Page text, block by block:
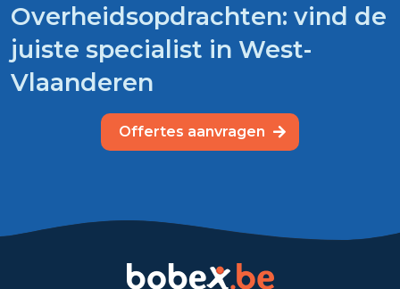
Overheidsopdrachten: vind de
juiste specialist in West-
Vlaanderen
Offertes aanvragen